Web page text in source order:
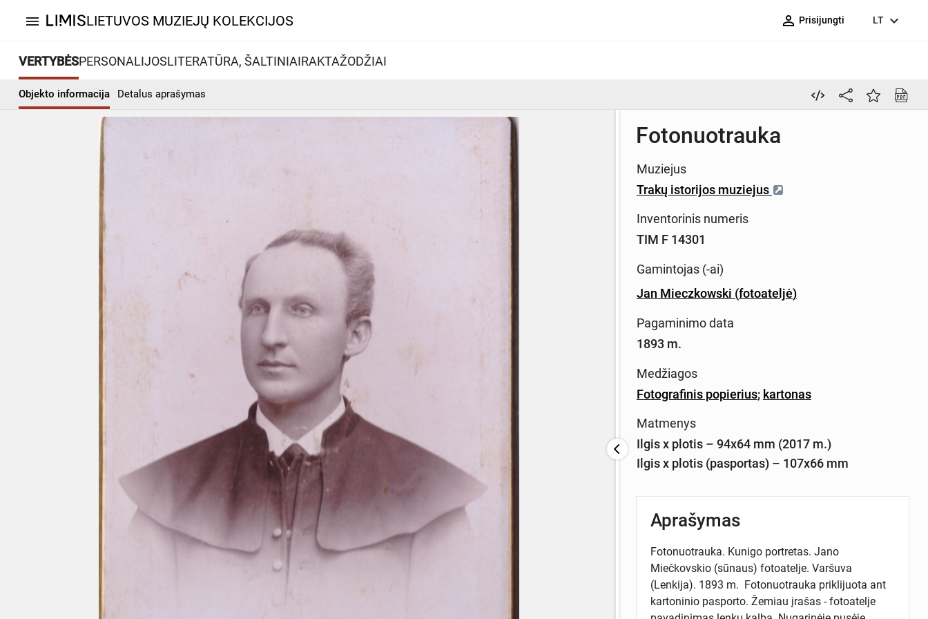
menu LIETUVOS MUZIEJŲ KOLEKCIJOS person_outline Prisijungti LT expand_more
VERTYBĖSPERSONALIJOSLITERATŪRA, ŠALTINIAIRAKTAŽODŽIAI
Objekto informacija Detalus aprašymas
Fotonuotrauka
Muziejus
Trakų istorijos muziejus
Inventorinis numeris
TIM F 14301
Gamintojas (-ai)
Jan Mieczkowski (fotoateljė)
Pagaminimo data
1893 m.
Medžiagos
Fotografinis popierius; kartonas
Matmenys
Ilgis x plotis – 94x64 mm (2017 m.)
Ilgis x plotis (pasportas) – 107x66 mm
Aprašymas
Fotonuotrauka. Kunigo portretas. Jano
Miečkovskio (sūnaus) fotoatelje. Varšuva
(Lenkija). 1893 m. Fotonuotrauka priklijuota ant
kartoninio pasporto. Žemiau įrašas - fotoatelje